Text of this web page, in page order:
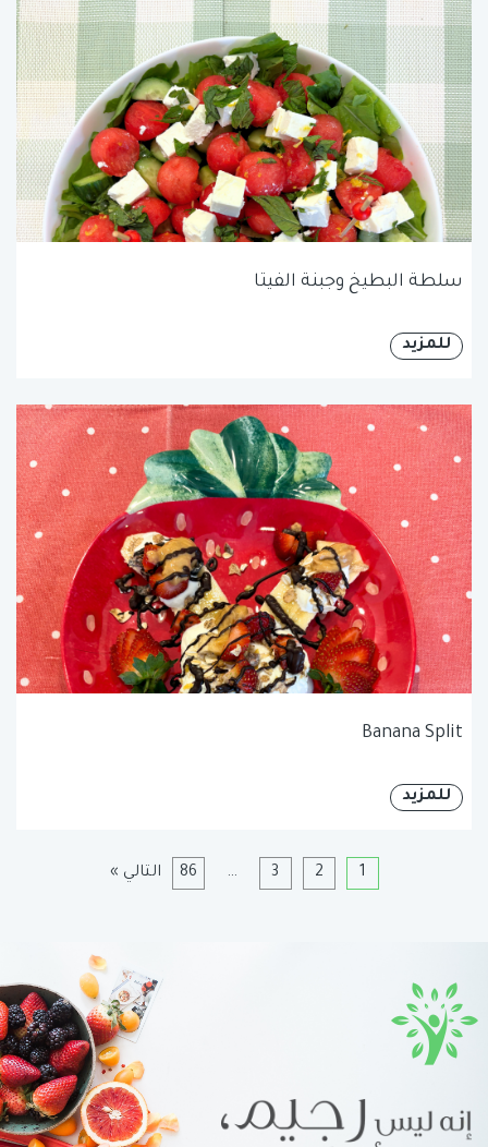
سلطة البطيخ وجبنة الفيتا
للمزيد
Banana Split
للمزيد
1
2
3
…
86 التالي »